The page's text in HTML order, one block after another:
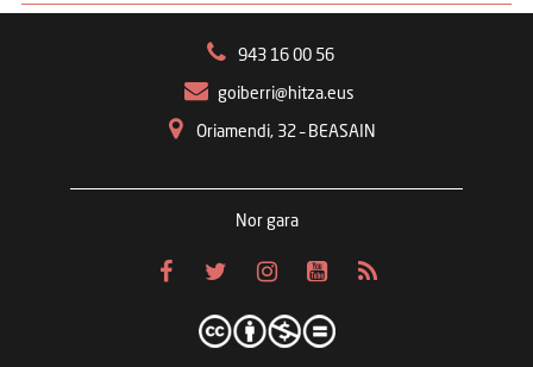
943 16 00 56
goiberri@hitza.eus
Oriamendi, 32 – BEASAIN
Nor gara